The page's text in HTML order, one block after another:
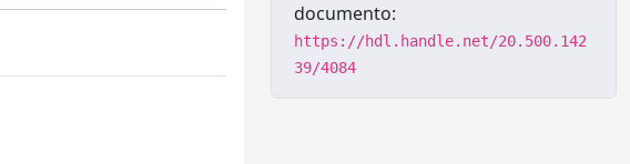
documento:
https://hdl.handle.net/20.500.142
39/4084